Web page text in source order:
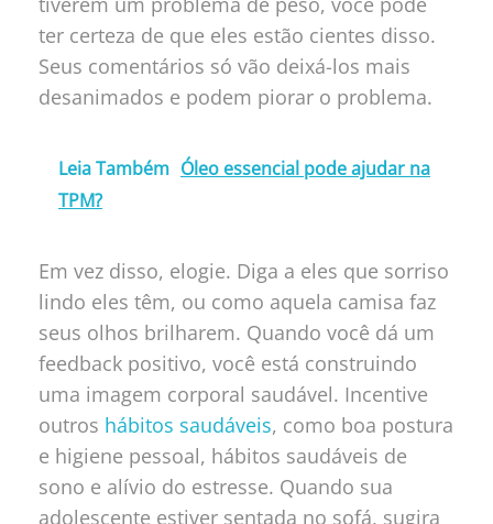
ter certeza de que eles estão cientes disso.
Seus comentários só vão deixá-los mais
desanimados e podem piorar o problema.
Leia Também Óleo essencial pode ajudar na
TPM?
Em vez disso, elogie. Diga a eles que sorriso
lindo eles têm, ou como aquela camisa faz
seus olhos brilharem. Quando você dá um
feedback positivo, você está construindo
uma imagem corporal saudável. Incentive
outros hábitos saudáveis, como boa postura
e higiene pessoal, hábitos saudáveis de
sono e alívio do estresse. Quando sua
adolescente estiver sentada no sofá, sugira